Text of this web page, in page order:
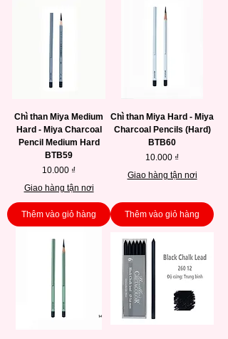
Chì than Miya Medium
Hard - Miya Charcoal
Pencil Medium Hard
BTB59
Giá
10.000 ₫
Giao hàng tận nơi
Thêm vào giỏ hàng
Chì than Miya Hard - Miya
Charcoal Pencils (Hard)
BTB60
Giá
10.000 ₫
Giao hàng tận nơi
Thêm vào giỏ hàng